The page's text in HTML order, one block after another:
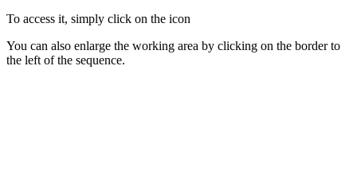
To access it, simply click on the icon
You can also enlarge the working area by clicking on the border to
the left of the sequence.